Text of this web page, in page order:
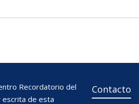
Recordatorio del
escrita de esta
Contacto